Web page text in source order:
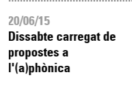
20/06/15
Dissabte carregat de
propostes a
l'(a)phònica